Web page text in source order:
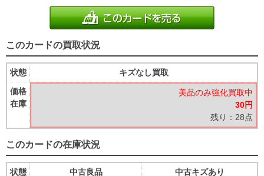
このカードの買取状況
状態
価格
在庫
キズなし買取
美品のみ強化買取中
30円
残り：28点
このカードの在庫状況
状態
中古良品
中古キズあり